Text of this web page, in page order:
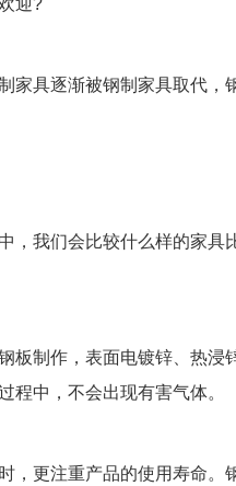
迎?
家具逐渐被钢制家具取代
，我们会比较什么样的家
板制作，表面电镀锌、热
程中，不会出现有害气体。
，更注重产品的使用寿命